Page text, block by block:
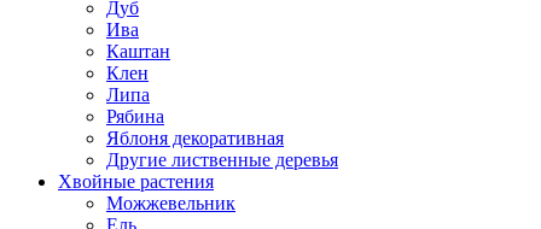
Дуб
Ива
Каштан
Клен
Липа
Рябина
Яблоня декоративная
Другие лиственные деревья
Хвойные растения
Можжевельник